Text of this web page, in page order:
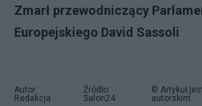
Zmarł przewodniczący
Europejskiego David Sassoli
Autor:
Redakcja
Źródło:
Salon24
© Artykuł
autorskim.